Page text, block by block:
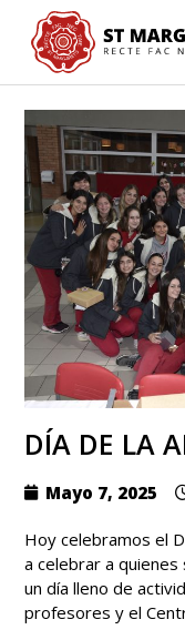
DÍA DE LA
Mayo 7, 2025
Hoy celebramos el
a celebrar a
un día lleno de
profesores y el